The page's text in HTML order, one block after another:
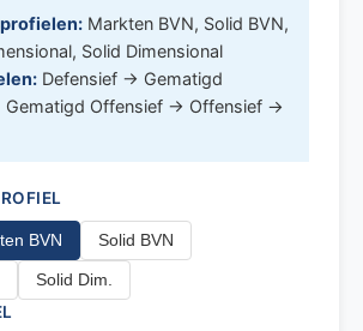
Markten BVN, Solid BVN,
Solid Dimensional
Defensief → Gematigd
Gematigd Offensief → Offensief →
BVN Solid BVN
Solid Dim.